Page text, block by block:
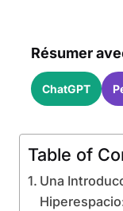
Résumer
ChatGPT
Table of
Una